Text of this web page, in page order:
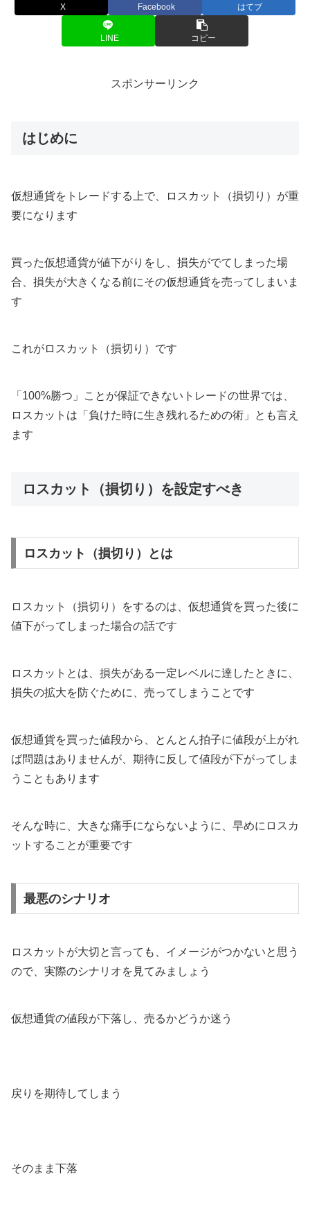
X Facebook はてブ
LINE コピー
スポンサーリンク
はじめに
仮想通貨をトレードする上で、ロスカット（損切り）が重
要になります
買った仮想通貨が値下がりをし、損失がでてしまった場
合、損失が大きくなる前にその仮想通貨を売ってしまいま
す
これがロスカット（損切り）です
「100%勝つ」ことが保証できないトレードの世界では、
ロスカットは「負けた時に生き残れるための術」とも言え
ます
ロスカット（損切り）を設定すべき
ロスカット（損切り）とは
ロスカット（損切り）をするのは、仮想通貨を買った後に
値下がってしまった場合の話です
ロスカットとは、損失がある一定レベルに達したときに、
損失の拡大を防ぐために、売ってしまうことです
仮想通貨を買った値段から、とんとん拍子に値段が上がれ
ば問題はありませんが、期待に反して値段が下がってしま
うこともあります
そんな時に、大きな痛手にならないように、早めにロスカ
ットすることが重要です
最悪のシナリオ
ロスカットが大切と言っても、イメージがつかないと思う
ので、実際のシナリオを見てみましょう
仮想通貨の値段が下落し、売るかどうか迷う
戻りを期待してしまう
そのまま下落